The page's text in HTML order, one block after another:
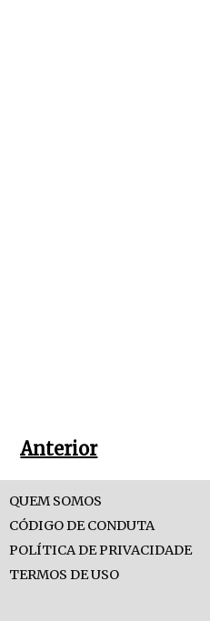
Anterior
QUEM SOMOS
CÓDIGO DE CONDUTA
POLÍTICA DE PRIVACIDADE
TERMOS DE USO